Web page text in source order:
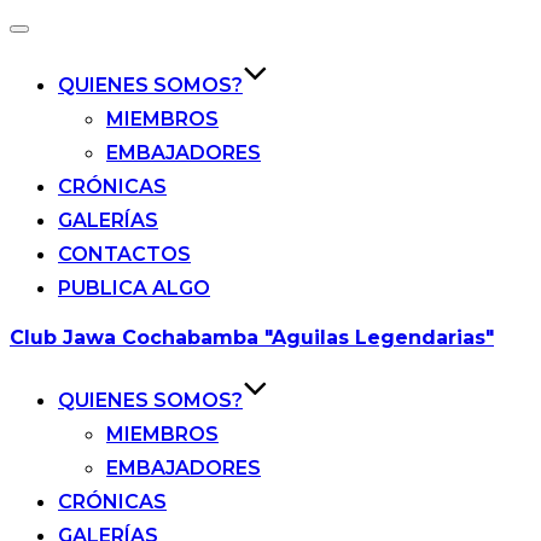
Alternar
navegación
QUIENES SOMOS?
MIEMBROS
EMBAJADORES
CRÓNICAS
GALERÍAS
CONTACTOS
PUBLICA ALGO
Saltar
Club Jawa Cochabamba "Aguilas Legendarias"
QUIENES SOMOS?
MIEMBROS
EMBAJADORES
CRÓNICAS
GALERÍAS